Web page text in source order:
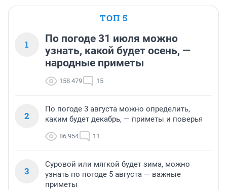
ТОП 5
1
По погоде 31 июля можно
узнать, какой будет осень, —
народные приметы
158 479 15
2
По погоде 3 августа можно определить,
каким будет декабрь, — приметы и поверья
86 954 11
3
Суровой или мягкой будет зима, можно
узнать по погоде 5 августа — важные
приметы